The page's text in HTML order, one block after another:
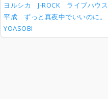
ヨルシカ
J-ROCK ライブハウス
平成
ずっと真夜中でいいのに。
YOASOBI